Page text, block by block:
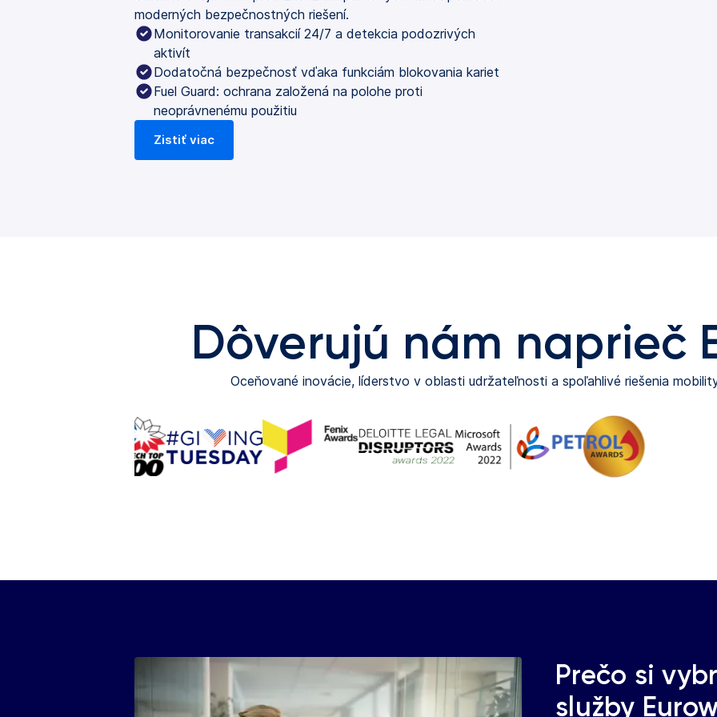
moderných bezpečnostných riešení.
Monitorovanie transakcií 24/7 a detekcia podozrivých
aktivít
Dodatočná bezpečnosť vďaka funkciám blokovania kariet
Fuel Guard: ochrana založená na polohe proti
neoprávnenému použitiu
Zistiť viac
Dôverujú nám naprieč
Oceňované inovácie, líderstvo v oblasti udržateľnosti a spoľahlivé riešenia
Prečo si
služby